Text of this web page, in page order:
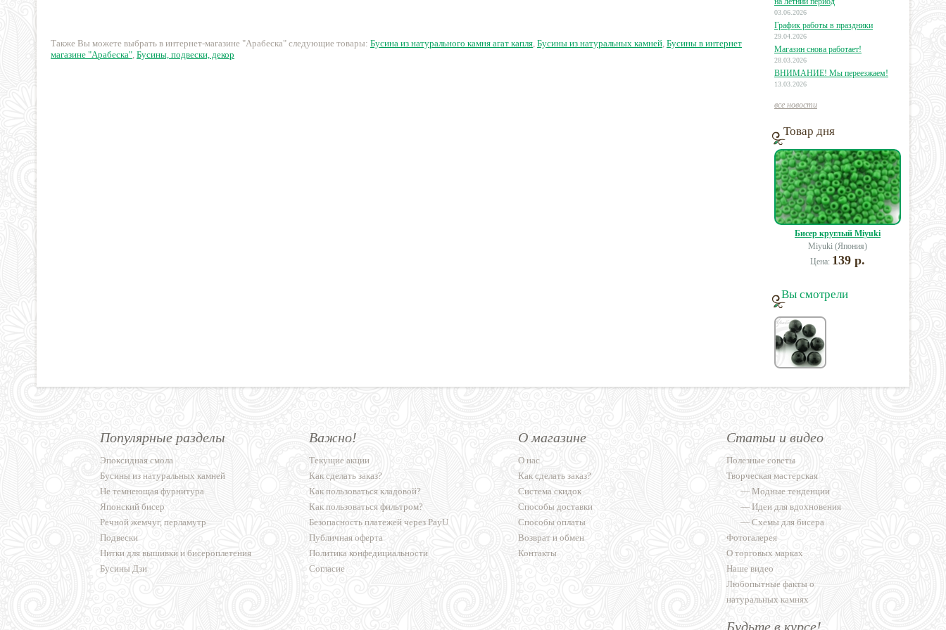
20 руб. 30 руб.
Также Вы можете выбрать в интернет-магазине "Арабеска" следующие товары: Бусина из натурального камня агат капля, Бусины из натуральных камней, Бусины в интернет
магазине "Арабеска", Бусины, подвески, декор
03.06.2026
График работы в праздники
29.04.2026
Магазин снова работает!
28.03.2026
ВНИМАНИЕ! Мы переезжаем!
13.03.2026
все новости
Товар дня
Бисер круглый Miyuki
Miyuki (Япония)
Цена: 139 р.
Вы смотрели
Популярные разделы
Эпоксидная смола
Бусины из натуральных камней
Не темнеющая фурнитура
Японский бисер
Речной жемчуг, перламутр
Подвески
Нитки для вышивки и бисероплетения
Бусины Дзи
Важно!
Текущие акции
Как сделать заказ?
Как пользоваться кладовой?
Как пользоваться фильтром?
Безопасность платежей через PayU
Публичная оферта
Политика конфедициальности
Согласие
О магазине
О нас
Как сделать заказ?
Система скидок
Способы доставки
Способы оплаты
Возврат и обмен
Контакты
Статьи и видео
Полезные советы
Творческая мастерская
—Модные тенденции
—Идеи для вдохновения
—Схемы для бисера
Фотогалерея
О торговых марках
Наше видео
Любопытные факты о
натуральных камнях
Будьте в курсе!